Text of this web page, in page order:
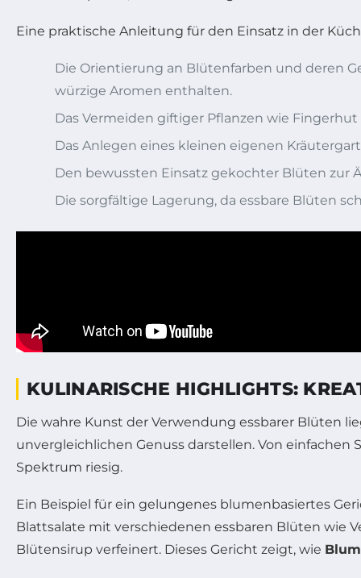
Eine praktische Anleitung für den Einsatz in der
Die Orientierung an Blütenfarben und deren
würzige Aromen enthalten.
Das Vermeiden giftiger Pflanzen wie
Das Anlegen eines kleinen eigenen
Den bewussten Einsatz gekochter Blüten zur
Die sorgfältige Lagerung, da essbare Blüten
KULINARISCHE HIGHLIGHTS:
Die wahre Kunst der Verwendung essbarer Blüten
unvergleichlichen Genuss darstellen. Von
Spektrum riesig.
Ein Beispiel für ein gelungenes blumenbasiertes
Blattsalate mit verschiedenen essbaren Blüten wie
Blütensirup verfeinert. Dieses Gericht zeigt, wie